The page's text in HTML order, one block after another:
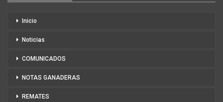
Inicio
Noticias
COMUNICADOS
NOTAS GANADERAS
REMATES